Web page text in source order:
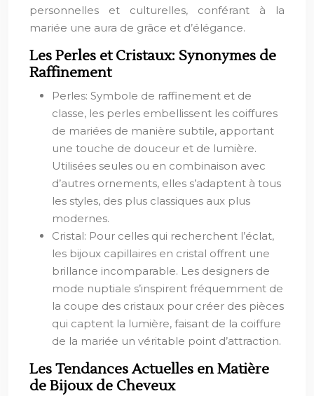
personnelles et culturelles, conférant à la
mariée une aura de grâce et d’élégance.
Les Perles et Cristaux: Synonymes de
Raffinement
Perles: Symbole de raffinement et de
classe, les perles embellissent les coiffures
de mariées de manière subtile, apportant
une touche de douceur et de lumière.
Utilisées seules ou en combinaison avec
d’autres ornements, elles s’adaptent à tous
les styles, des plus classiques aux plus
modernes.
Cristal: Pour celles qui recherchent l’éclat,
les bijoux capillaires en cristal offrent une
brillance incomparable. Les designers de
mode nuptiale s’inspirent fréquemment de
la coupe des cristaux pour créer des pièces
qui captent la lumière, faisant de la coiffure
de la mariée un véritable point d’attraction.
Les Tendances Actuelles en Matière
de Bijoux de Cheveux